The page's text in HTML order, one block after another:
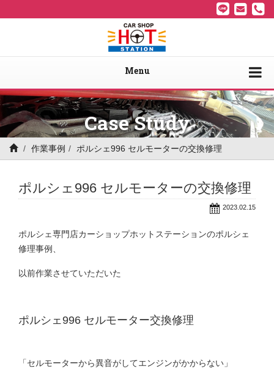
Menu
Case Study
作業事例 ポルシェ996 セルモーターの交換修理
ポルシェ996 セルモーターの交換修理
2023.02.15
ポルシェ専門店カーショップホットステーションのポルシェ
修理事例、
以前作業させていただいた
ポルシェ996 セルモーター交換修理
「セルモーターから異音がしてエンジンがかからない」